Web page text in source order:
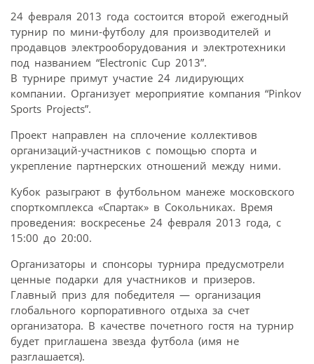
24 февраля 2013 года состоится второй ежегодный
турнир по мини-футболу для производителей и
продавцов электрооборудования и электротехники
под названием “Electronic Cup 2013”.
В турнире примут участие 24 лидирующих
компании. Организует мероприятие компания “Pinkov
Sports Projects”.
Проект направлен на сплочение коллективов
организаций-участников с помощью спорта и
укрепление партнерских отношений между ними.
Кубок разыграют в футбольном манеже московского
спорткомплекса «Спартак» в Сокольниках. Время
проведения: воскресенье 24 февраля 2013 года, с
15:00 до 20:00.
Организаторы и спонсоры турнира предусмотрели
ценные подарки для участников и призеров.
Главный приз для победителя — организация
глобального корпоративного отдыха за счет
организатора. В качестве почетного гостя на турнир
будет приглашена звезда футбола (имя не
разглашается).